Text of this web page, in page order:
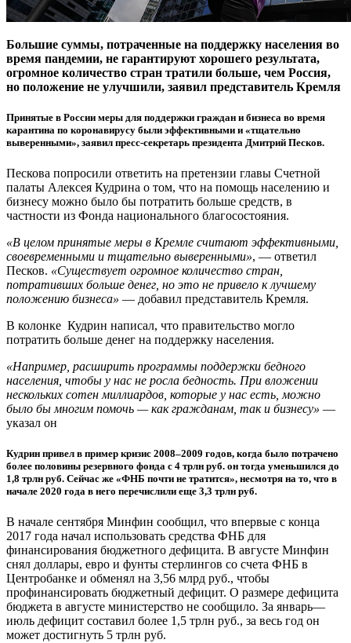
Большие суммы, потраченные на поддержку населения во
время пандемии, не гарантируют хорошего результата,
огромное количество стран тратили больше, чем Россия,
но положение не улучшили, заявил представитель Кремля
Принятые в России меры для поддержки граждан и бизнеса во время
карантина по коронавирусу были эффективными и «тщательно
выверенными», заявил пресс-секретарь президента Дмитрий Песков.
Пескова попросили ответить на претензии главы Счетной
палаты Алексея Кудрина о том, что на помощь населению и
бизнесу можно было бы потратить больше средств, в
частности из Фонда национального благосостояния.
«В целом принятые меры в Кремле считают эффективными,
своевременными и тщательно выверенными», — ответил
Песков. «Существует огромное количество стран,
потративших больше денег, но это не привело к лучшему
положению бизнеса» — добавил представитель Кремля.
В колонке Кудрин написал, что правительство могло
потратить больше денег на поддержку населения.
«Например, расширить программы поддержки бедного
населения, чтобы у нас не росла бедность. При вложении
нескольких сотен миллиардов, которые у нас есть, можно
было бы многим помочь — как гражданам, так и бизнесу» —
указал он
Кудрин привел в пример кризис 2008–2009 годов, когда было потрачено
более половины резервного фонда с 4 трлн руб. он тогда уменьшился до
1,8 трлн руб. Сейчас же «ФНБ почти не тратится», несмотря на то, что в
начале 2020 года в него перечислили еще 3,3 трлн руб.
В начале сентября Минфин сообщил, что впервые с конца
2017 года начал использовать средства ФНБ для
финансирования бюджетного дефицита. В августе Минфин
снял доллары, евро и фунты стерлингов со счета ФНБ в
Центробанке и обменял на 3,56 млрд руб., чтобы
профинансировать бюджетный дефицит. О размере дефицита
бюджета в августе министерство не сообщило. За январь—
июль дефицит составил более 1,5 трлн руб., за весь год он
может достигнуть 5 трлн руб.